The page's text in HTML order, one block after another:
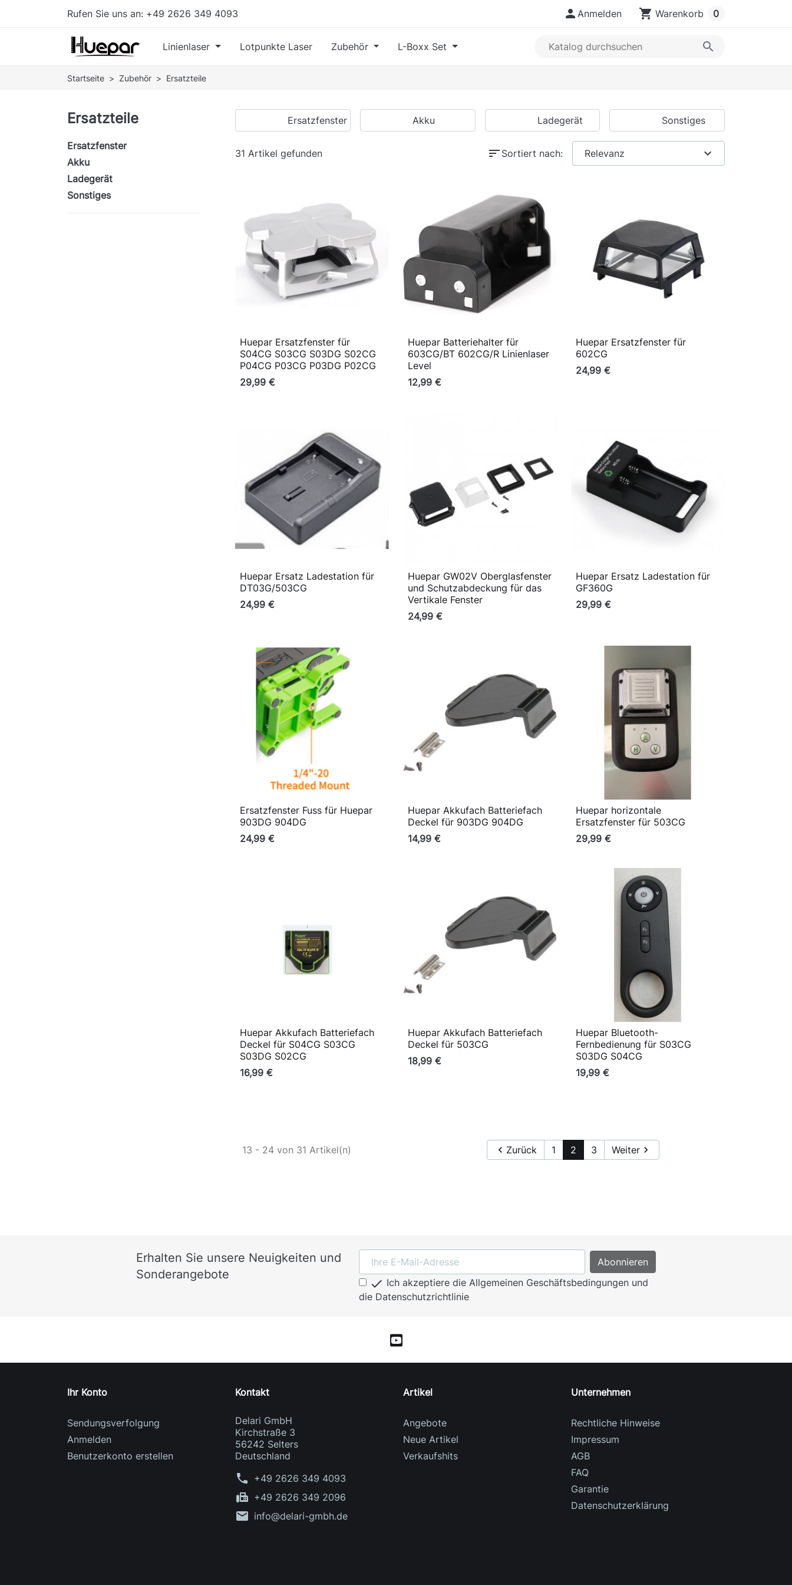
Rufen Sie uns an: +49 2626 349 4093 Anmelden shopping_cart Warenkorb 0
Linienlaser Lotpunkte Laser Zubehör L-Boxx Set search
Startseite Zubehör Ersatzteile
Ersatzteile
Ersatzfenster
Akku
Ladegerät
Sonstiges
Ersatzfenster Akku Ladegerät Sonstiges
31 Artikel gefunden sort Sortiert nach: Relevanz expand_more
 Vorschau
Huepar Ersatzfenster für
S04CG S03CG S03DG S02CG
P04CG P03CG P03DG P02CG
29,99 €
 Vorschau
Huepar Batteriehalter für
603CG/BT 602CG/R Linienlaser
Level
12,99 €
 Vorschau
Huepar Ersatzfenster für
602CG
24,99 €
 Vorschau
Huepar Ersatz Ladestation für
DT03G/503CG
24,99 €
 Vorschau
Huepar GW02V Oberglasfenster
und Schutzabdeckung für das
Vertikale Fenster
24,99 €
 Vorschau
Huepar Ersatz Ladestation für
GF360G
29,99 €
 Vorschau
Ersatzfenster Fuss für Huepar
903DG 904DG
24,99 €
 Vorschau
Huepar Akkufach Batteriefach
Deckel für 903DG 904DG
14,99 €
 Vorschau
Huepar horizontale
Ersatzfenster für 503CG
29,99 €
 Vorschau
Huepar Akkufach Batteriefach
Deckel für S04CG S03CG
S03DG S02CG
16,99 €
 Vorschau
Huepar Akkufach Batteriefach
Deckel für 503CG
18,99 €
 Vorschau
Huepar Bluetooth-
Fernbedienung für S03CG
S03DG S04CG
19,99 €
13 - 24 von 31 Artikel(n)  Zurück 1 2 3 Weiter 
Erhalten Sie unsere Neuigkeiten und
Sonderangebote
 Ich akzeptiere die Allgemeinen Geschäftsbedingungen und
die Datenschutzrichtlinie
Ihr Konto
Sendungsverfolgung
Anmelden
Benutzerkonto erstellen
Kontakt
Delari GmbH
Kirchstraße 3
56242 Selters
Deutschland
phone +49 2626 349 4093
fax +49 2626 349 2096
mail info@delari-gmbh.de
Artikel
Angebote
Neue Artikel
Verkaufshits
Unternehmen
Rechtliche Hinweise
Impressum
AGB
FAQ
Garantie
Datenschutzerklärung